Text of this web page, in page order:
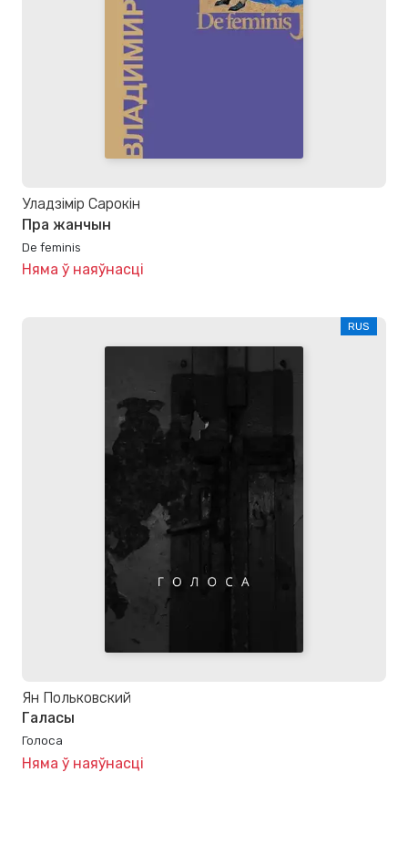
Уладзімір Сарокін
Пра жанчын
De feminis
Няма ў наяўнасці
RUS
Ян Польковский
Галасы
Голоса
Няма ў наяўнасці